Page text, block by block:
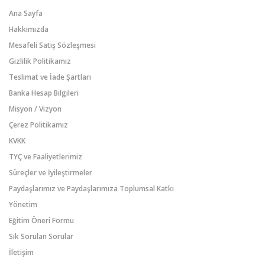
Ana Sayfa
Hakkımızda
Mesafeli Satış Sözleşmesi
Gizlilik Politikamız
Teslimat ve İade Şartları
Banka Hesap Bilgileri
Misyon / Vizyon
Çerez Politikamız
KVKK
TYÇ ve Faaliyetlerimiz
Süreçler ve İyileştirmeler
Paydaşlarımız ve Paydaşlarımıza Toplumsal Katkı
Yönetim
Eğitim Öneri Formu
Sık Sorulan Sorular
İletişim